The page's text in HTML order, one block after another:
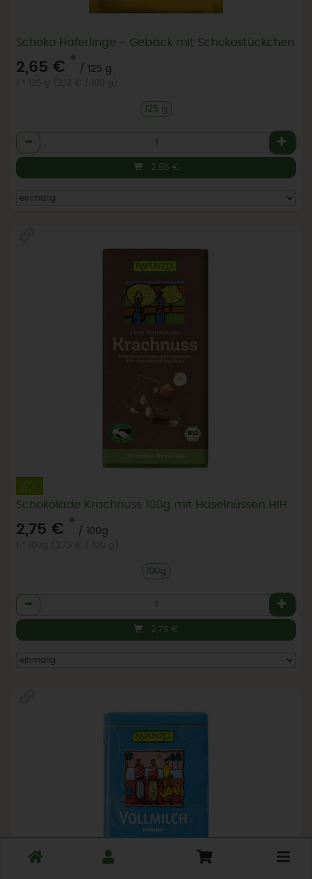
Schoko Haferlinge - Gebäck mit Schokostückchen
2,65 € *
/ 125 g
125 g
Anzahl
2,65 €
Schokolade Krachnuss 100g mit Haselnüssen HIH
2,75 € *
/ 100g
100g
Anzahl
2,75 €
Toggle